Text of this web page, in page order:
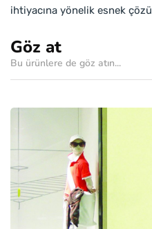
ihtiyacına yönelik esnek
Göz at
Bu ürünlere de göz atın...